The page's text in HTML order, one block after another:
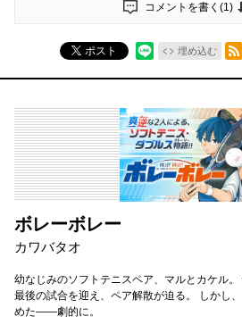
コメントを書く(1)
ポスト 埋め込む
RSSフィード
ボレーボレー
カワバタオ
幼なじみのソフトテニスペア、マルとカケル
最後の試合を迎え、ペア解散が迫る。 しかし
めた――劇的に。